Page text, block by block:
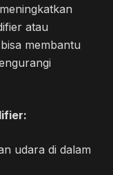
atau
membantu
udara di dalam